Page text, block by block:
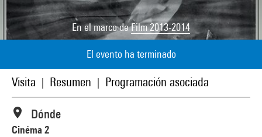
En el marco deFilm 2013-2014
El evento ha terminado
Visita Resumen Programación asociada
Dónde
Cinéma 2